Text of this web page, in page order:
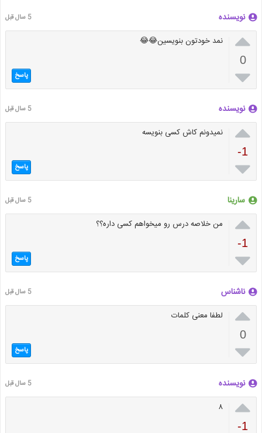
نویسنده 5 سال قبل

0

نمد خودتون بنویسین😂😂
پاسخ
نویسنده 5 سال قبل

-1

نمیدونم کاش کسی بنویسه
پاسخ
سارینا 5 سال قبل

-1

من خلاصه درس رو میخواهم کسی داره؟؟
پاسخ
ناشناس 5 سال قبل

0

لطفا معنی کلمات
پاسخ
نویسنده 5 سال قبل

-1
۸